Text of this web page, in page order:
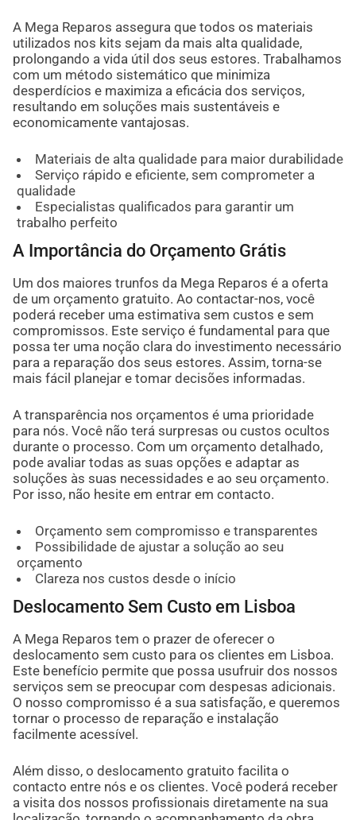
A Mega Reparos assegura que todos os materiais
utilizados nos kits sejam da mais alta qualidade,
prolongando a vida útil dos seus estores. Trabalhamos
com um método sistemático que minimiza
desperdícios e maximiza a eficácia dos serviços,
resultando em soluções mais sustentáveis e
economicamente vantajosas.
Materiais de alta qualidade para maior durabilidade
Serviço rápido e eficiente, sem comprometer a
qualidade
Especialistas qualificados para garantir um
trabalho perfeito
A Importância do Orçamento Grátis
Um dos maiores trunfos da Mega Reparos é a oferta
de um orçamento gratuito. Ao contactar-nos, você
poderá receber uma estimativa sem custos e sem
compromissos. Este serviço é fundamental para que
possa ter uma noção clara do investimento necessário
para a reparação dos seus estores. Assim, torna-se
mais fácil planejar e tomar decisões informadas.
A transparência nos orçamentos é uma prioridade
para nós. Você não terá surpresas ou custos ocultos
durante o processo. Com um orçamento detalhado,
pode avaliar todas as suas opções e adaptar as
soluções às suas necessidades e ao seu orçamento.
Por isso, não hesite em entrar em contacto.
Orçamento sem compromisso e transparentes
Possibilidade de ajustar a solução ao seu
orçamento
Clareza nos custos desde o início
Deslocamento Sem Custo em Lisboa
A Mega Reparos tem o prazer de oferecer o
deslocamento sem custo para os clientes em Lisboa.
Este benefício permite que possa usufruir dos nossos
serviços sem se preocupar com despesas adicionais.
O nosso compromisso é a sua satisfação, e queremos
tornar o processo de reparação e instalação
facilmente acessível.
Além disso, o deslocamento gratuito facilita o
contacto entre nós e os clientes. Você poderá receber
a visita dos nossos profissionais diretamente na sua